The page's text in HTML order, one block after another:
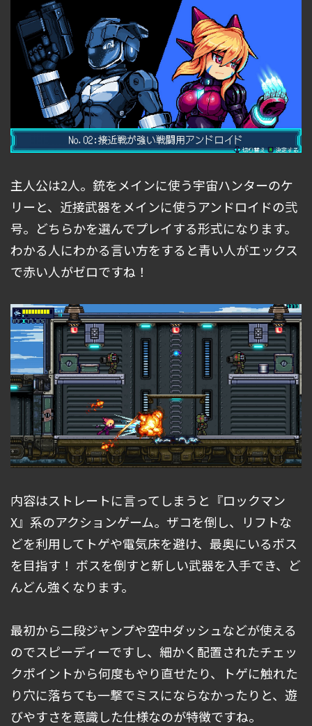
主人公は2人。銃をメインに使う宇宙ハンターのケ
リーと、近接武器をメインに使うアンドロイドの弐
号。どちらかを選んでプレイする形式になります。
わかる人にわかる言い方をすると青い人がエックス
で赤い人がゼロですね！
内容はストレートに言ってしまうと『ロックマン
X』系のアクションゲーム。ザコを倒し、リフトな
どを利用してトゲや電気床を避け、最奥にいるボス
を目指す！ ボスを倒すと新しい武器を入手でき、ど
んどん強くなります。
最初から二段ジャンプや空中ダッシュなどが使える
のでスピーディーですし、細かく配置されたチェッ
クポイントから何度もやり直せたり、トゲに触れた
り穴に落ちても一撃でミスにならなかったりと、遊
びやすさを意識した仕様なのが特徴ですね。